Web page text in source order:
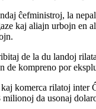
ĉefministroj, la
kaj aliajn urbojn en
de la du landoj
de kompreno por
komerca rilatoj inter
da usonaj